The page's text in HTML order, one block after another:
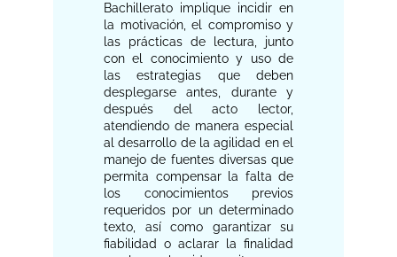
Bachillerato implique incidir en
la motivación, el compromiso y
las prácticas de lectura, junto
con el conocimiento y uso de
las estrategias que deben
desplegarse antes, durante y
después del acto lector,
atendiendo de manera especial
al desarrollo de la agilidad en el
manejo de fuentes diversas que
permita compensar la falta de
los conocimientos previos
requeridos por un determinado
texto, así como garantizar su
fiabilidad o aclarar la finalidad